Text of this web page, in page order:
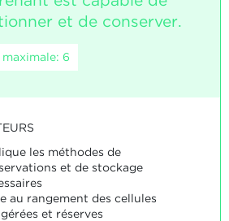
et de conserver.
6
les méthodes de
et de stockage
au rangement des cellules
et réserves